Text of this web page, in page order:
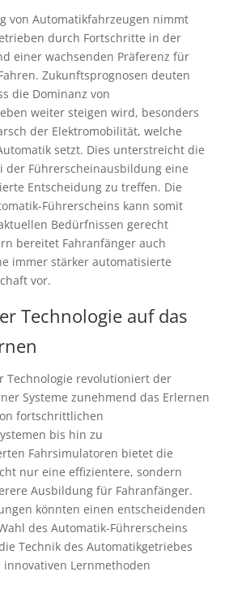
von Automatikfahrzeugen nimmt
durch Fortschritte in der
einer wachsenden Präferenz für
Zukunftsprognosen deuten
die Dominanz von
weiter steigen wird, besonders
der Elektromobilität, welche
setzt. Dies unterstreicht die
der Führerscheinausbildung eine
Entscheidung zu treffen. Die
Führerscheins kann somit
Bedürfnissen gerecht
bereitet Fahranfänger auch
immer stärker automatisierte
vor.
Technologie auf das
Technologie revolutioniert der
Systeme zunehmend das Erlernen
fortschrittlichen
bis hin zu
Fahrsimulatoren bietet die
nur eine effizientere, sondern
Ausbildung für Fahranfänger.
könnten einen entscheidenden
des Automatik-Führerscheins
Technik des Automatikgetriebes
Lernmethoden